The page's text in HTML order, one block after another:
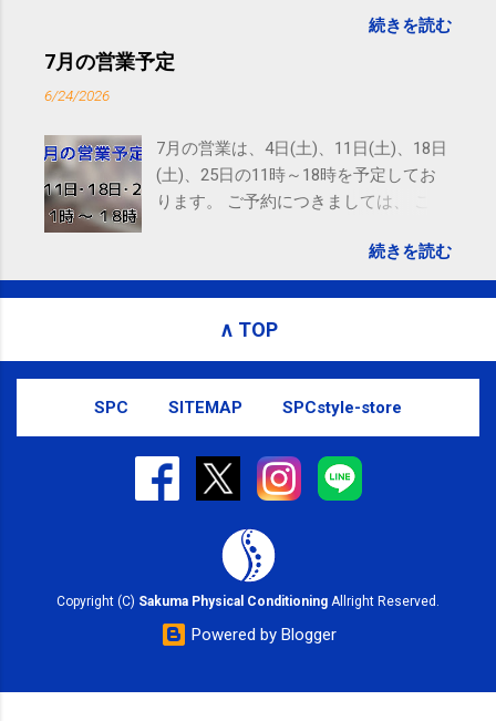
to email updates from サクマフィジカルコンディショ
ニング(@SPCstyle) - Twilog . To stop receiving these
powered by Google Google Inc., 1600 Amphitheatre
Parkway, Mountain View, CA 94043, United States
続きを読む
7月の営業予定
6/24/2026
7月の営業は、4日(土)、11日(土)、18日
(土)、25日の11時～18時を予定してお
ります。 ご予約につきましては、 こち
れないことがありますので、ご予約、
お問い合わせはSMS（ショートメッセ
続きを読む
∧ TOP
SPC SITEMAP SPCstyle-store
Copyright (C) Sakuma Physical Conditioning Allright Reserved.
Powered by Blogger